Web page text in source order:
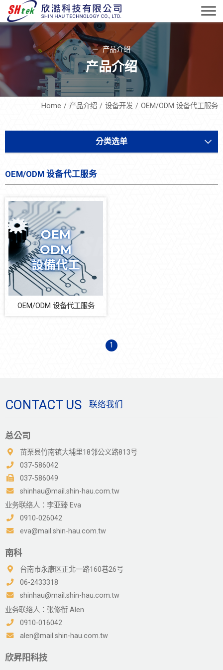
产品介绍
产品介绍
Home 产品介绍 设备开发 OEM/ODM 设备代工服务
分类选单
AI-AOI玻璃破片在线检测系统
MARCO机
Coating stage 鍍膜改造
清洗機
STR 排氣 CONDENSER 機改
OEM/ODM 设备代工服务
软件机电
OEM/ODM 设备代工服务
OEM/ODM 设备代工服务
1
CONTACT US 联络我们
总公司
苗栗县竹南镇大埔里18邻公义路813号
037-586042
037-586049
shinhau@mail.shin-hau.com.tw
业务联络人：李亚臻 Eva
0910-026042
eva@mail.shin-hau.com.tw
南科
台南市永康区正北一路160巷26号
06-2433318
shinhau@mail.shin-hau.com.tw
业务联络人：张修衔 Alen
0910-016042
alen@mail.shin-hau.com.tw
欣昇阳科技